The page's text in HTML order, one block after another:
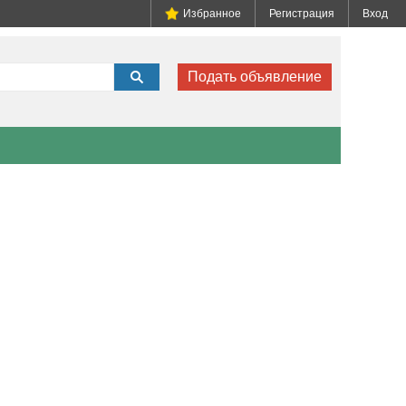
Подать объявление
Избранное Регистрация Вход